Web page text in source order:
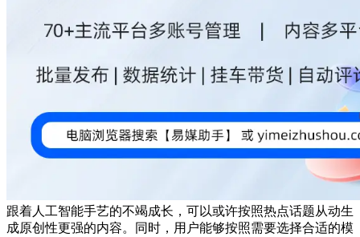
跟着人工智能手艺的不竭成长，可以或许按照热点话题从动生
成原创性更强的内容。同时，用户能够按照需要选择合适的模